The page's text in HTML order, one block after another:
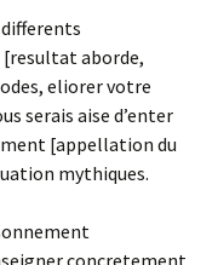
aborde,
eliorer votre
serais aise d’enter
[appellation du
mythiques.
concretement